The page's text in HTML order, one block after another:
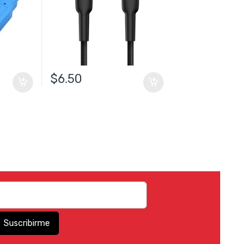
$6.50